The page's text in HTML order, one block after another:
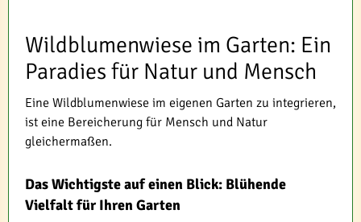
Wildblumenwiese im Garten: Ein
Paradies für Natur und Mensch
Eine Wildblumenwiese im eigenen Garten zu integrieren,
ist eine Bereicherung für Mensch und Natur
gleichermaßen.
Das Wichtigste auf einen Blick: Blühende
Vielfalt für Ihren Garten